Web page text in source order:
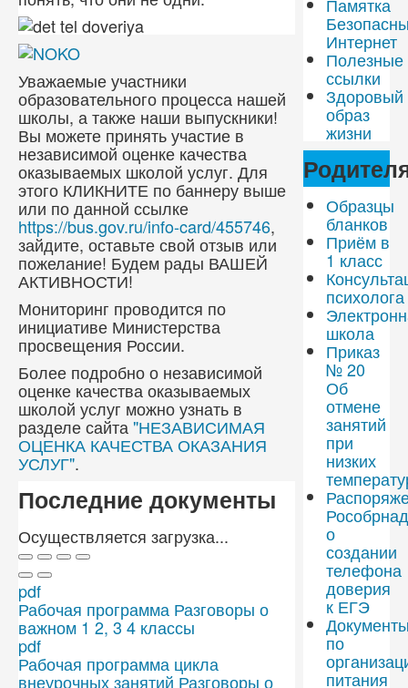
Уважаемые участники
образовательного процесса нашей
школы, а также наши выпускники!
Вы можете принять участие в
независимой оценке качества
оказываемых школой услуг. Для
этого КЛИКНИТЕ по баннеру выше
или по данной ссылке
https://bus.gov.ru/info-card/455746,
зайдите, оставьте свой отзыв или
пожелание! Будем рады ВАШЕЙ
АКТИВНОСТИ!
Мониторинг проводится по
инициативе Министерства
просвещения России.
Более подробно о независимой
оценке качества оказываемых
школой услуг можно узнать в
разделе сайта "НЕЗАВИСИМАЯ
ОЦЕНКА КАЧЕСТВА ОКАЗАНИЯ
УСЛУГ".
Последние документы
Осуществляется загрузка...
pdf
Рабочая программа Разговоры о
важном 1 2, 3 4 классы
pdf
Рабочая программа цикла
внеурочных занятий Разговоры о
Интернет
Полезные
ссылки
Здоровый
образ
жизни
Образцы
бланков
Приём в
1 класс
психолога
школа
Приказ
№ 20
Об
отмене
занятий
при
низких
о
создании
телефона
доверия
к ЕГЭ
по
питания